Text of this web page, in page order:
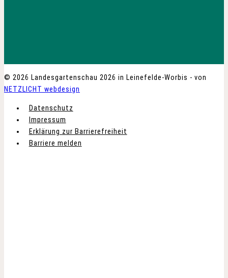
© 2026 Landesgartenschau 2026 in Leinefelde-Worbis - von
NETZLICHT webdesign
Datenschutz
Impressum
Erklärung zur Barrierefreiheit
Barriere melden